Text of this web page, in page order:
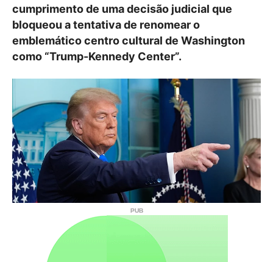
cumprimento de uma decisão judicial que
bloqueou a tentativa de renomear o
emblemático centro cultural de Washington
como “Trump-Kennedy Center”.